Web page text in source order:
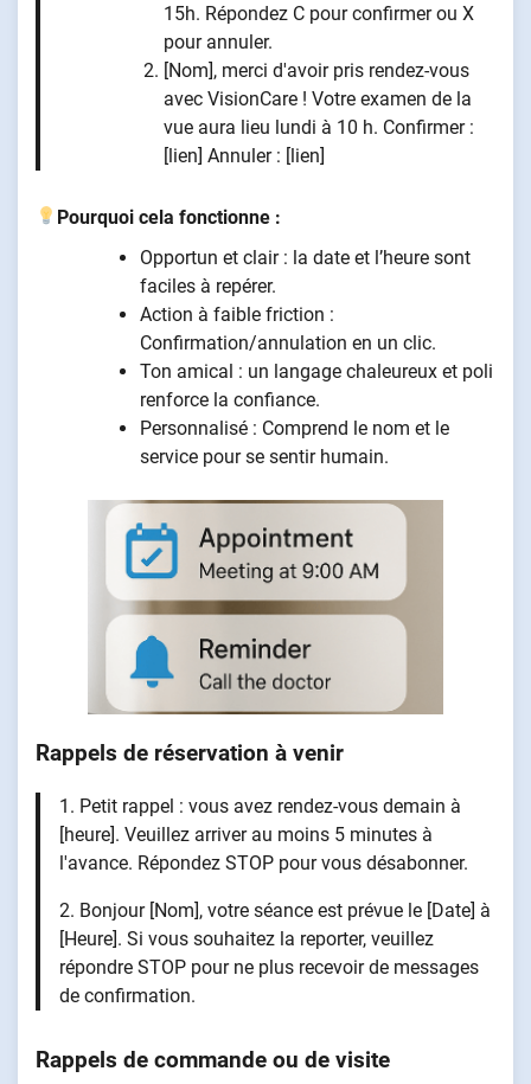
15h. Répondez C pour confirmer ou X
pour annuler.
[Nom], merci d'avoir pris rendez-vous
avec VisionCare ! Votre examen de la
vue aura lieu lundi à 10 h. Confirmer :
[lien] Annuler : [lien]
Pourquoi cela fonctionne :
Opportun et clair : la date et l’heure sont
faciles à repérer.
Action à faible friction :
Confirmation/annulation en un clic.
Ton amical : un langage chaleureux et poli
renforce la confiance.
Personnalisé : Comprend le nom et le
service pour se sentir humain.
Rappels de réservation à venir
1. Petit rappel : vous avez rendez-vous demain à
[heure]. Veuillez arriver au moins 5 minutes à
l'avance. Répondez STOP pour vous désabonner.
2. Bonjour [Nom], votre séance est prévue le [Date] à
[Heure]. Si vous souhaitez la reporter, veuillez
répondre STOP pour ne plus recevoir de messages
de confirmation.
Rappels de commande ou de visite